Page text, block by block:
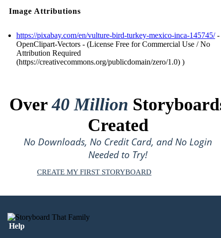
Image Attributions
https://pixabay.com/en/vulture-bird-turkey-mexico-inca-145745/-
OpenClipart-Vectors - (License Free for Commercial Use / No
Attribution Required
(https://creativecommons.org/publicdomain/zero/1.0) )
Over40 Million
Created
No Downloads, No Credit Card, and No Login
Needed to Try!
CREATE MY FIRST STORYBOARD
Help